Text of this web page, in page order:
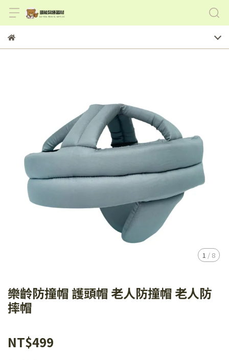
1 / 8
樂齡防撞帽 護頭帽 老人防撞帽 老人防
摔帽
NT$499